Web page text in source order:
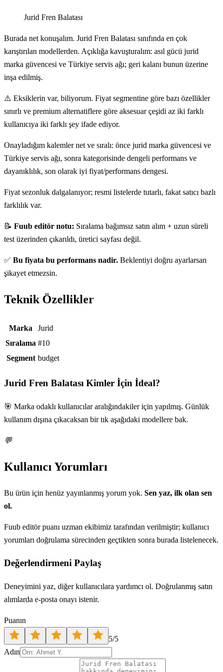
Jurid Fren Balatası
Burada net konuşalım. Jurid Fren Balatası sınıfında en çok
karıştırılan modellerden. Açıklığa kavuşturalım: asıl gücü jurid
marka güvencesi ve Türkiye servis ağı; geri kalanı bunun üzerine
inşa edilmiş.
⚠️ Eksiklerin var, biliyorum. Fiyat segmentine göre bazı özellikler
sınırlı ve premium alternatiflere göre aksesuar çeşidi az iki farklı
kullanıcıya iki farklı şey ifade ediyor.
Onayladığım kalemler net ve sıralı: önce jurid marka güvencesi ve
Türkiye servis ağı, sonra kategorisinde dengeli performans ve
dayanıklılık, son olarak iyi fiyat/performans dengesi.
Fiyat sezonluk dalgalanıyor; resmi listelerde tutarlı, fakat satıcı bazlı
farklılık var.
📝 Fuub editör notu: Sıralama bağımsız satın alım + uzun süreli
test üzerinden çıkarıldı, üretici sayfası değil.
✅ Bu fiyata bu performans nadir. Beklentiyi doğru ayarlarsan
şikayet etmezsin.
Teknik Özellikler
Teknik özellikler
Marka
Jurid
Sıralama #10
Segment budget
Jurid Fren Balatası Kimler İçin İdeal?
🎯 Marka odaklı kullanıcılar aralığındakiler için yapılmış. Günlük
kullanım dışına çıkacaksan bir tık aşağıdaki modellere bak.
💬
Kullanıcı Yorumları
Bu ürün için henüz yayınlanmış yorum yok. Sen yaz, ilk olan sen
ol.
Fuub editör puanı uzman ekibimiz tarafından verilmiştir; kullanıcı
yorumları doğrulama sürecinden geçtikten sonra burada listelenecek.
Değerlendirmeni Paylaş
Deneyimini yaz, diğer kullanıcılara yardımcı ol. Doğrulanmış satın
alımlarda e-posta onayı istenir.
Puanın
5/5
Adın